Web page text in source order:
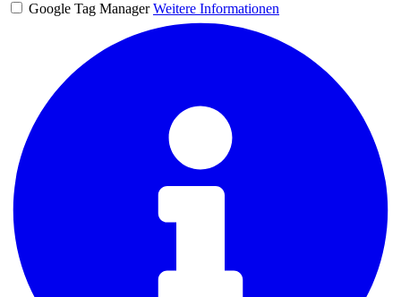
Google Tag Manager Weitere Informationen